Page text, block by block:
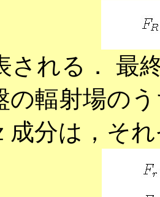
される． 最
の輻射場の
成分は，そ